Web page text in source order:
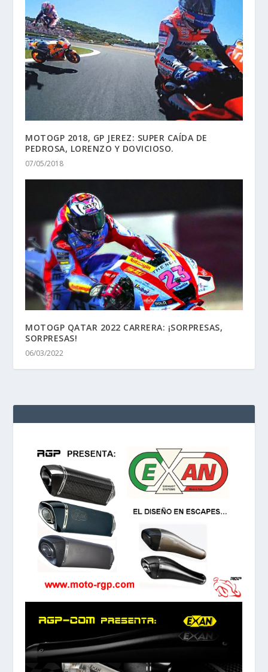
MOTOGP 2018, GP JEREZ: SUPER CAÍDA DE
PEDROSA, LORENZO Y DOVICIOSO.
07/05/2018
MOTOGP QATAR 2022 CARRERA: ¡SORPRESAS,
SORPRESAS!
06/03/2022